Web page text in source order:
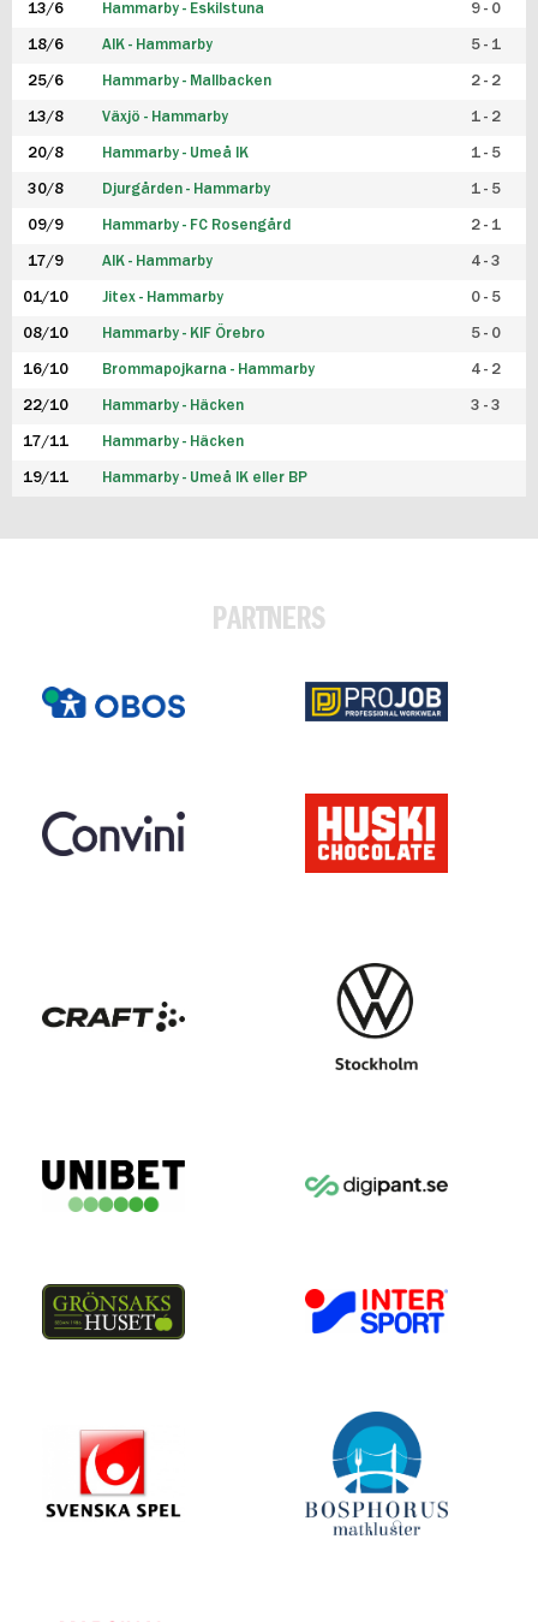
13/6 Hammarby - Eskilstuna 9 - 0
18/6 AIK - Hammarby 5 - 1
25/6 Hammarby - Mallbacken 2 - 2
13/8 Växjö - Hammarby 1 - 2
20/8 Hammarby - Umeå IK 1 - 5
30/8 Djurgården - Hammarby 1 - 5
09/9 Hammarby - FC Rosengård 2 - 1
17/9 AIK - Hammarby 4 - 3
01/10 Jitex - Hammarby 0 - 5
08/10 Hammarby - KIF Örebro 5 - 0
16/10 Brommapojkarna - Hammarby 4 - 2
22/10 Hammarby - Häcken 3 - 3
17/11 Hammarby - Häcken
19/11 Hammarby - Umeå IK eller BP
PARTNERS